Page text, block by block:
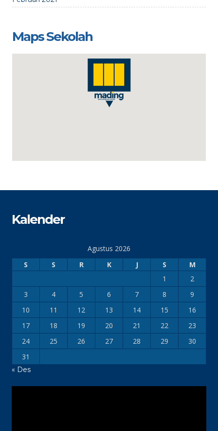
Maps Sekolah
Kalender
Agustus 2026
S
S R K J S
M
1
2
3
4 5 6 7 8
9
10
11 12 13 14 15
16
17
18 19 20 21 22
23
24
25 26 27 28 29
30
31
« Des